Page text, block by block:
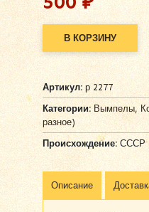
В КОРЗИНУ
Alternative:
Артикул:р 2277
Категории: Вымпелы,
разное)
Происхождение:СССР
Описание